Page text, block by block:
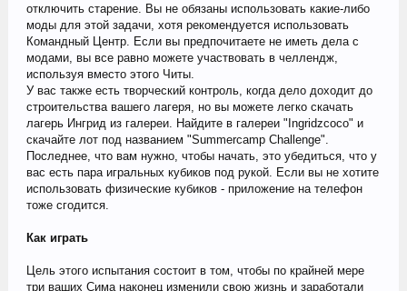
отключить старение. Вы не обязаны использовать какие-либо
моды для этой задачи, хотя рекомендуется использовать
Командный Центр. Если вы предпочитаете не иметь дела с
модами, вы все равно можете участвовать в челлендж,
используя вместо этого Читы.
У вас также есть творческий контроль, когда дело доходит до
строительства вашего лагеря, но вы можете легко скачать
лагерь Ингрид из галереи. Найдите в галереи "Ingridzcoco" и
скачайте лот под названием "Summercamp Challenge".
Последнее, что вам нужно, чтобы начать, это убедиться, что у
вас есть пара игральных кубиков под рукой. Если вы не хотите
использовать физические кубиков - приложение на телефон
тоже сгодится.
Как играть
Цель этого испытания состоит в том, чтобы по крайней мере
три ваших Сима наконец изменили свою жизнь и заработали